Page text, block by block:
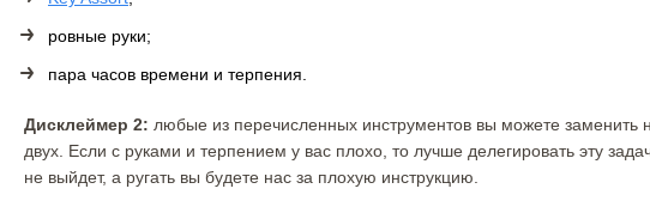
ровные руки;
пара часов времени и терпения.
Дисклеймер 2: любые из перечисленных инструментов вы можете
двух. Если с руками и терпением у вас плохо, то лучше делегировать эту
не выйдет, а ругать вы будете нас за плохую инструкцию.